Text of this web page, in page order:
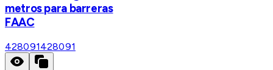
metros para barreras
FAAC
428091428091